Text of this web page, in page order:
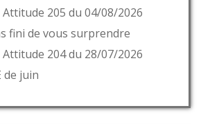
Attitude 205 du 04/08/2026
fini de vous surprendre
Attitude 204 du 28/07/2026
de juin